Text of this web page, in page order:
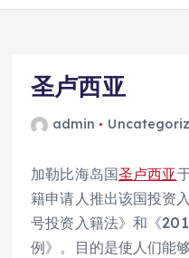
圣卢西亚
admin
加勒比海岛国圣卢西亚
籍申请人推出该国投资
号投资入籍法》和《
例》。目的是使人们能